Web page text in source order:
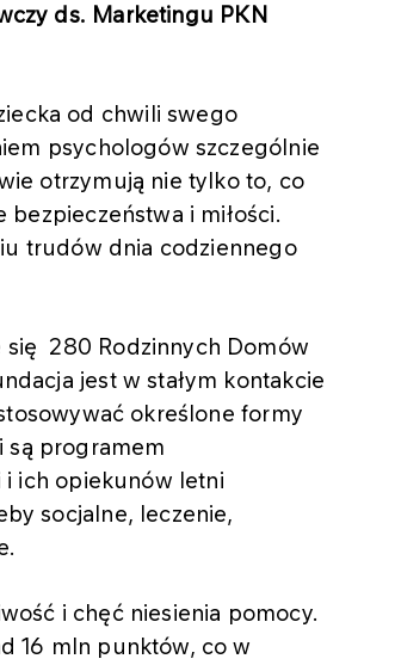
ds. Marketingu PKN
od chwili swego
psychologów szczególnie
otrzymują nie tylko to, co
i miłości.
trudów dnia codziennego
się 280 Rodzinnych Domów
jest w stałym kontakcie
określone formy
są programem
ich opiekunów letni
socjalne, leczenie,
i chęć niesienia pomocy.
16 mln punktów, co w